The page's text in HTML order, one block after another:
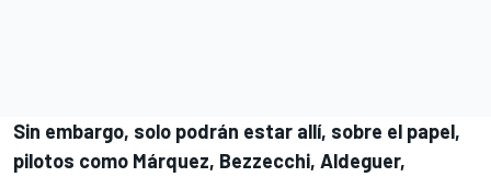
Sin embargo, solo podrán estar allí, sobre el papel,
pilotos como Márquez, Bezzecchi, Aldeguer,